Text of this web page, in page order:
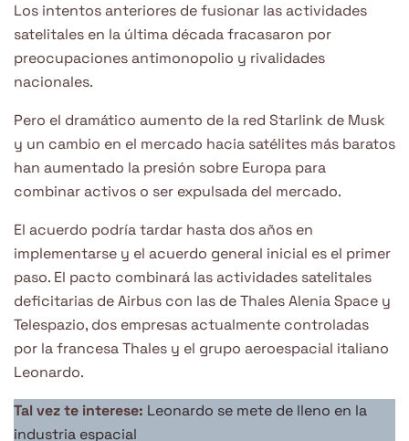
Los intentos anteriores de fusionar las actividades
satelitales en la última década fracasaron por
preocupaciones antimonopolio y rivalidades
nacionales.
Pero el dramático aumento de la red Starlink de Musk
y un cambio en el mercado hacia satélites más baratos
han aumentado la presión sobre Europa para
combinar activos o ser expulsada del mercado.
El acuerdo podría tardar hasta dos años en
implementarse y el acuerdo general inicial es el primer
paso. El pacto combinará las actividades satelitales
deficitarias de Airbus con las de Thales Alenia Space y
Telespazio, dos empresas actualmente controladas
por la francesa Thales y el grupo aeroespacial italiano
Leonardo.
Tal vez te interese: Leonardo se mete de lleno en la
industria espacial